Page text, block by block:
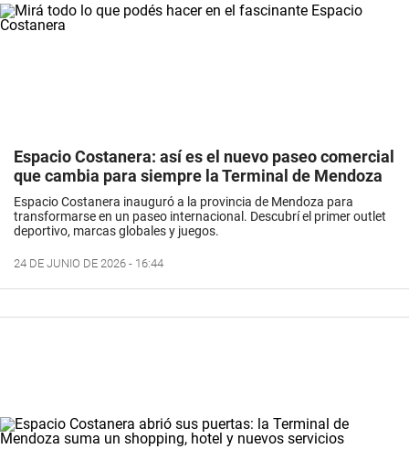
Espacio Costanera: así es el nuevo paseo comercial
que cambia para siempre la Terminal de Mendoza
Espacio Costanera inauguró a la provincia de Mendoza para
transformarse en un paseo internacional. Descubrí el primer outlet
deportivo, marcas globales y juegos.
24 DE JUNIO DE 2026 - 16:44